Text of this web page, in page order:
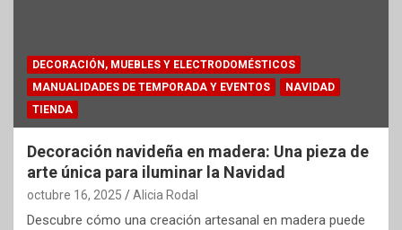
DECORACIÓN, MUEBLES Y ELECTRODOMÉSTICOS
MANUALIDADES DE TEMPORADA Y EVENTOS
NAVIDAD
TIENDA
Decoración navideña en madera: Una pieza de
arte única para iluminar la Navidad
octubre 16, 2025 Alicia Rodal
Descubre cómo una creación artesanal en madera puede